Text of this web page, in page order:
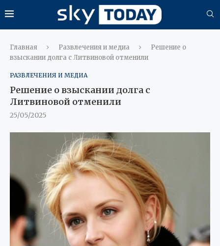
Главная Развлечения и медиа
Решение о
взыскании долга с Литвиновой отменили
РАЗВЛЕЧЕНИЯ И МЕДИА
Решение о взыскании долга с
Литвиновой отменили
25/05/2025